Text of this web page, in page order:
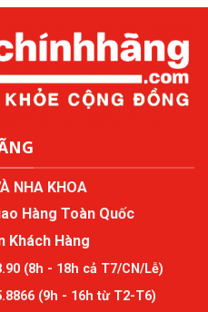
NHA KHOA
Hàng Toàn Quốc
Khách Hàng
(8h - 18h cả T7/CN/Lễ)
(9h - 16h từ T2-T6)